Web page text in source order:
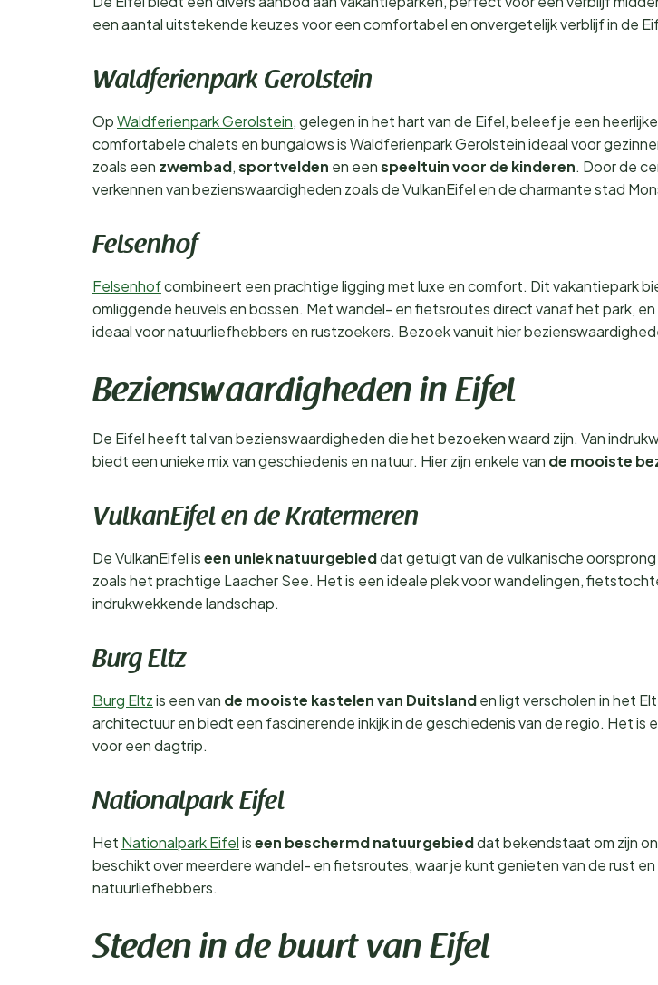
een aantal uitstekende keuzes voor een comfortabel en onvergetelijk verblijf in de
Waldferienpark Gerolstein
OpWaldferienpark Gerolstein, gelegen in het hart van de Eifel, beleef je een
comfortabele chalets en bungalows is Waldferienpark Gerolstein ideaal voor
zoals een zwembad,sportvelden en eenspeeltuin voor de kinderen. Door de
verkennen van bezienswaardigheden zoals de VulkanEifel en de charmante stad
Felsenhof
Felsenhofcombineert een prachtige ligging met luxe en comfort. Dit vakantiepark
omliggende heuvels en bossen. Met wandel- en fietsroutes direct vanaf het park,
ideaal voor natuurliefhebbers en rustzoekers. Bezoek vanuit hier
Bezienswaardigheden in Eifel
De Eifel heeft tal van bezienswaardigheden die het bezoeken waard zijn. Van
biedt een unieke mix van geschiedenis en natuur. Hier zijn enkele van de mooiste
VulkanEifel en de Kratermeren
De VulkanEifel iseen uniek natuurgebieddat getuigt van de vulkanische
zoals het prachtige Laacher See. Het is een ideale plek voor wandelingen,
indrukwekkende landschap.
Burg Eltz
Burg Eltzis een van de mooiste kastelen van Duitslanden ligt verscholen in het
architectuur en biedt een fascinerende inkijk in de geschiedenis van de regio. Het
voor een dagtrip.
Nationalpark Eifel
Het Nationalpark Eifeliseen beschermd natuurgebieddat bekendstaat om zijn
beschikt over meerdere wandel- en fietsroutes, waar je kunt genieten van de rust
natuurliefhebbers.
Steden in de buurt van Eifel